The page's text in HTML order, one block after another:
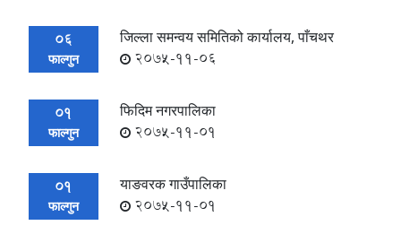
06
फाल्गुन
जिल्ला समन्वय समितिको कार्यालय, पाँचथर
2075-11-06
01
फाल्गुन
फिदिम नगरपालिका
2075-11-01
01
फाल्गुन
याङवरक गाउँपालिका
2075-11-01